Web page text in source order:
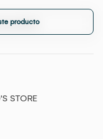
producto
STORE